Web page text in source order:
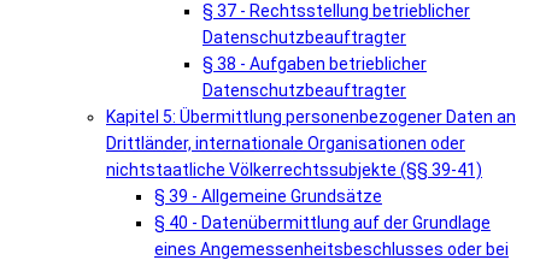
§ 37 - Rechtsstellung betrieblicher
Datenschutzbeauftragter
§ 38 - Aufgaben betrieblicher
Datenschutzbeauftragter
Kapitel 5: Übermittlung personenbezogener Daten an
Drittländer, internationale Organisationen oder
nichtstaatliche Völkerrechtssubjekte (§§ 39-41)
§ 39 - Allgemeine Grundsätze
§ 40 - Datenübermittlung auf der Grundlage
eines Angemessenheitsbeschlusses oder bei